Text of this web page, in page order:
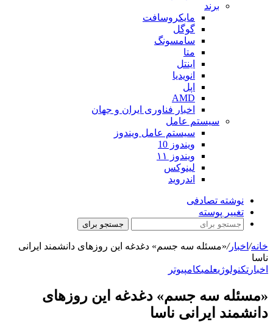
برند
مایکروسافت
گوگل
سامسونگ
متا
اینتل
انویدیا
اپل
AMD
اخبار فناوری ایران و جهان
سیستم عامل
سیستم عامل ویندوز
ویندوز 10
ویندوز ۱۱
لینوکس
اندروید
نوشته تصادفی
تغییر پوسته
جستجو برای
خانه/اخبار/«مسئله سه جسم» دغدغه این روزهای دانشمند ایرانی
ناسا
اخبار تکنولوژی علمیکامپیوتر
«مسئله سه جسم» دغدغه این روزهای
دانشمند ایرانی ناسا